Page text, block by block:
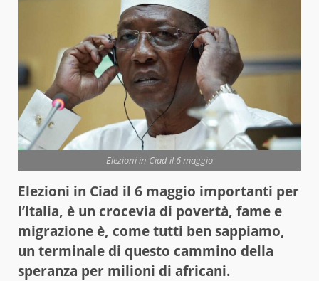
Elezioni in Ciad il 6 maggio
Elezioni in Ciad il 6 maggio importanti per
l’Italia, è un crocevia di povertà, fame e
migrazione è, come tutti ben sappiamo,
un terminale di questo cammino della
speranza per milioni di africani.